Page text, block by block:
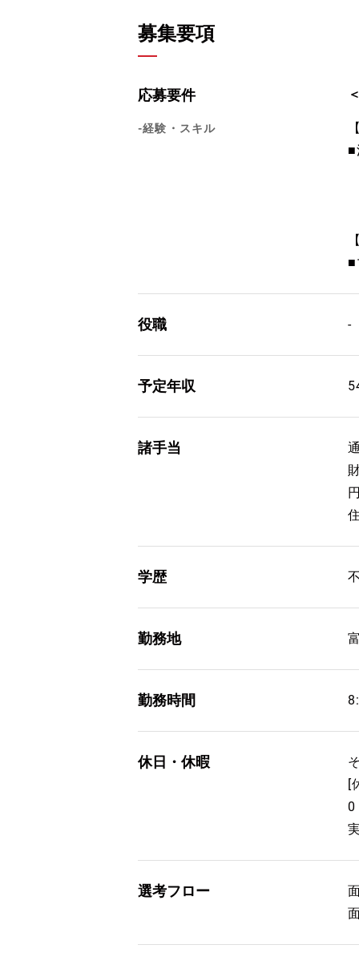
募集要項
応募要件
-経験・スキル
■
■
役職 -
予定年収
諸手当
学歴
勤務地
勤務時間
休日・休暇
[
0
選考フロー